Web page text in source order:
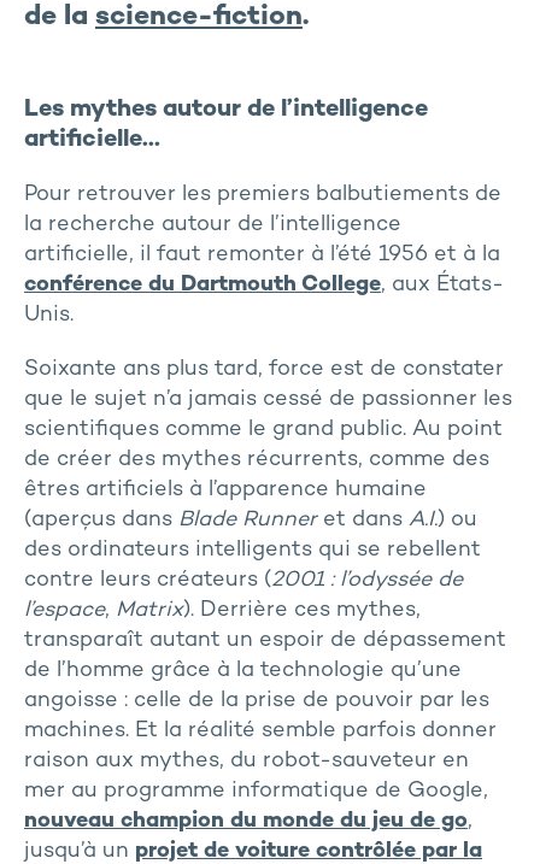
de la science-fiction.
Les mythes autour de l’intelligence
artificielle…
Pour retrouver les premiers balbutiements de
la recherche autour de l’intelligence
artificielle, il faut remonter à l’été 1956 et à la
conférence du Dartmouth College, aux États-
Unis.
Soixante ans plus tard, force est de constater
que le sujet n’a jamais cessé de passionner les
scientifiques comme le grand public. Au point
de créer des mythes récurrents, comme des
êtres artificiels à l’apparence humaine
(aperçus dans Blade Runneret dans A.I.) ou
des ordinateurs intelligents qui se rebellent
contre leurs créateurs (2001 : l’odyssée de
l’espace, Matrix). Derrière ces mythes,
transparaît autant un espoir de dépassement
de l’homme grâce à la technologie qu’une
angoisse : celle de la prise de pouvoir par les
machines. Et la réalité semble parfois donner
raison aux mythes, du robot-sauveteur en
mer au programme informatique de Google,
nouveau champion du monde du jeu de go,
jusqu’à un projet de voiture contrôlée par la